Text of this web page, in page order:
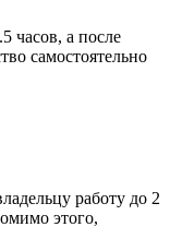
часов, а после
самостоятельно
работу до 2
этого,